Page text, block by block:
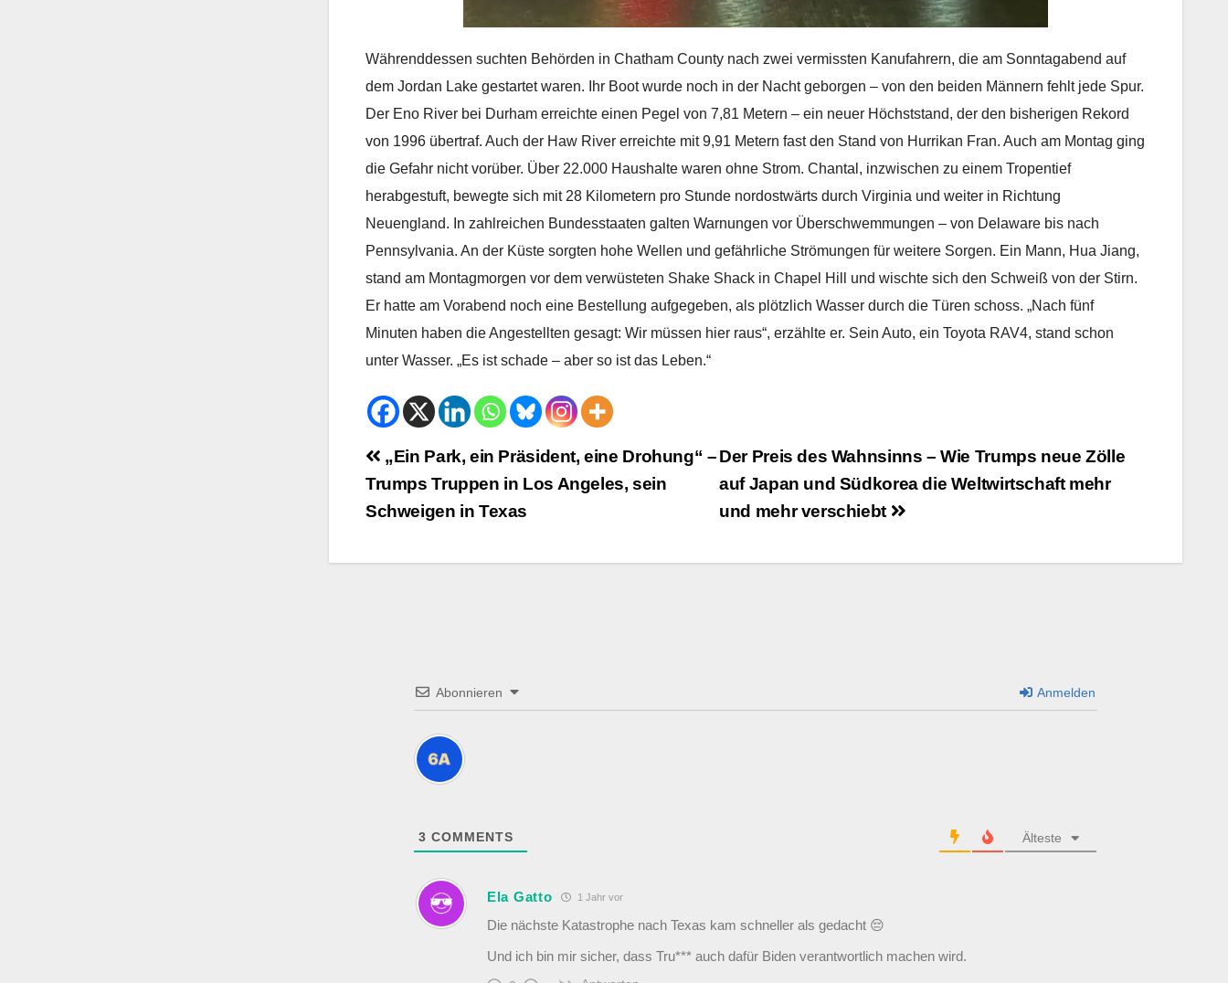
Währenddessen suchten Behörden in Chatham County nach zwei vermissten Kanufahrern, die am Sonntagabend auf
dem Jordan Lake gestartet waren. Ihr Boot wurde noch in der Nacht geborgen – von den beiden Männern fehlt jede Spur.
Der Eno River bei Durham erreichte einen Pegel von 7,81 Metern – ein neuer Höchststand, der den bisherigen Rekord
von 1996 übertraf. Auch der Haw River erreichte mit 9,91 Metern fast den Stand von Hurrikan Fran. Auch am Montag ging
die Gefahr nicht vorüber. Über 22.000 Haushalte waren ohne Strom. Chantal, inzwischen zu einem Tropentief
herabgestuft, bewegte sich mit 28 Kilometern pro Stunde nordostwärts durch Virginia und weiter in Richtung
Neuengland. In zahlreichen Bundesstaaten galten Warnungen vor Überschwemmungen – von Delaware bis nach
Pennsylvania. An der Küste sorgten hohe Wellen und gefährliche Strömungen für weitere Sorgen. Ein Mann, Hua Jiang,
stand am Montagmorgen vor dem verwüsteten Shake Shack in Chapel Hill und wischte sich den Schweiß von der Stirn.
Er hatte am Vorabend noch eine Bestellung aufgegeben, als plötzlich Wasser durch die Türen schoss. „Nach fünf
Minuten haben die Angestellten gesagt: Wir müssen hier raus“, erzählte er. Sein Auto, ein Toyota RAV4, stand schon
unter Wasser. „Es ist schade – aber so ist das Leben.“
Beitrags-
Navigation
Der Preis des Wahnsinns – Wie Trumps neue Zölle
auf Japan und Südkorea die Weltwirtschaft mehr
und mehr verschiebt
„Ein Park, ein Präsident, eine Drohung“ –
Trumps Truppen in Los Angeles, sein
Schweigen in Texas
Abonnieren Anmelden
3 COMMENTS Älteste
Ela Gatto 1 Jahr vor
Die nächste Katastrophe nach Texas kam schneller als gedacht 😔
Und ich bin mir sicher, dass Tru*** auch dafür Biden verantwortlich machen wird.